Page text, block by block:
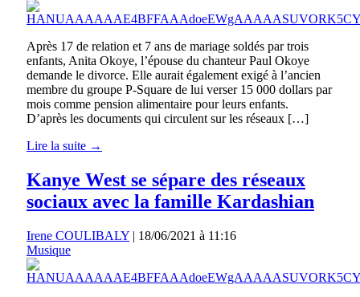
Après 17 de relation et 7 ans de mariage soldés par trois
enfants, Anita Okoye, l’épouse du chanteur Paul Okoye
demande le divorce. Elle aurait également exigé à l’ancien
membre du groupe P-Square de lui verser 15 000 dollars par
mois comme pension alimentaire pour leurs enfants.
D’après les documents qui circulent sur les réseaux […]
Lire la suite →
Kanye West se sépare des réseaux
sociaux avec la famille Kardashian
Irene COULIBALY | 18/06/2021 à 11:16
Musique